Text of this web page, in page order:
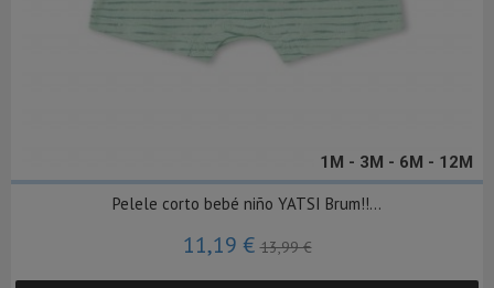
1M - 3M - 6M - 12M
Pelele corto bebé niño YATSI Brum!!...
11,19 €13,99 €